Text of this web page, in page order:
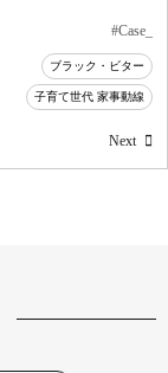
#Case_
ブラック・ビター
子育て世代 家事動線
Next